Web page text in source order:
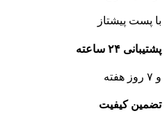
با پست پیشتاز
پشتیبانی ۲۴ ساعته
و ۷ روز هفته
تضمین کیفیت